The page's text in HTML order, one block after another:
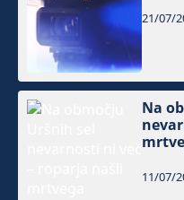
21/07/
Na
11/07/